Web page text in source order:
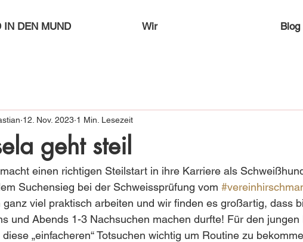
IN DEN MUND Wir Blog
geht steil
12. Nov. 2023 1 Min. Lesezeit
einen richtigen Steilstart in ihre Karriere als
Suchensieg bei der Schweissprüfung vom
ganz viel praktisch arbeiten und wir finden es großartig, dass
und Abends 1-3 Nachsuchen machen durfte! Für den jungen
„einfacheren“ Totsuchen wichtig um Routine zu